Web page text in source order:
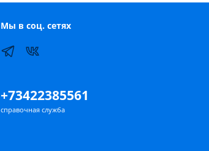
Мы в соц. сетях
+73422385561
справочная служба